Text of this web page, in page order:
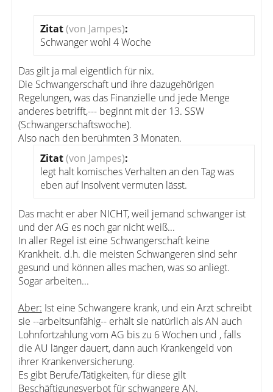
Zitat(von Jampes):
Schwanger wohl 4 Woche
Das gilt ja mal eigentlich für nix.
Die Schwangerschaft und ihre dazugehörigen
Regelungen, was das Finanzielle und jede Menge
anderes betrifft,--- beginnt mit der 13. SSW
(Schwangerschaftswoche).
Also nach den berühmten 3 Monaten.
Zitat(von Jampes):
legt halt komisches Verhalten an den Tag was
eben auf Insolvent vermuten lässt.
Das macht er aber NICHT, weil jemand schwanger ist
und der AG es noch gar nicht weiß...
In aller Regel ist eine Schwangerschaft keine
Krankheit. d.h. die meisten Schwangeren sind sehr
gesund und können alles machen, was so anliegt.
Sogar arbeiten...
Aber: Ist eine Schwangere krank, und ein Arzt schreibt
sie --arbeitsunfähig-- erhält sie natürlich als AN auch
Lohnfortzahlung vom AG bis zu 6 Wochen und , falls
die AU länger dauert, dann auch Krankengeld von
ihrer Krankenversicherung.
Es gibt Berufe/Tätigkeiten, für diese gilt
Beschäftigungsverbot für schwangere AN.